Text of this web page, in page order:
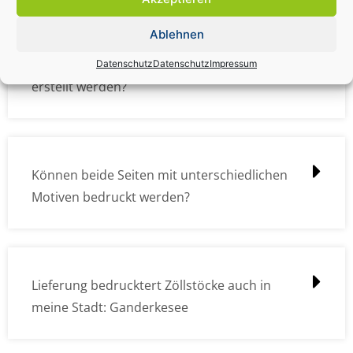
Ablehnen
DatenschutzDatenschutzImpressum
Wie müssen die Druckdateien angelegt /
erstellt werden?
Können beide Seiten mit unterschiedlichen
Motiven bedruckt werden?
Lieferung bedrucktert Zöllstöcke auch in
meine Stadt: Ganderkesee